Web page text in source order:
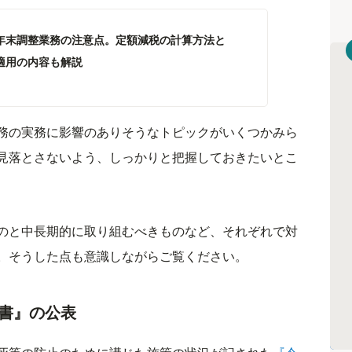
末調整業務の注意点。定額減税の計算方法と
用の内容も解説
実務に影響のありそうなトピックがいくつかみら
とさないよう、しっかりと把握しておきたいとこ
中長期的に取り組むべきものなど、それぞれで対
うした点も意識しながらご覧ください。
』の公表